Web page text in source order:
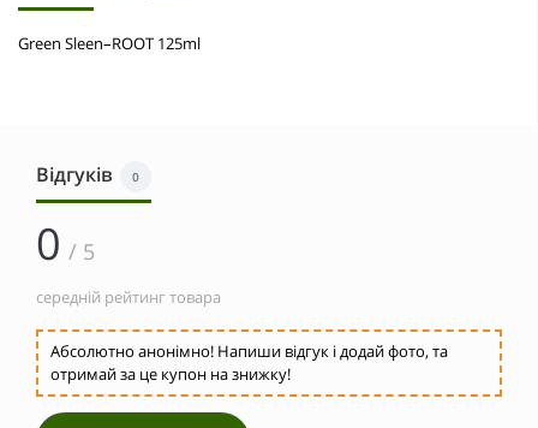
Green Sleen–ROOT 125ml
Відгуків 0
0 / 5
середній рейтинг товара
Абсолютно анонімно! Напиши відгук і додай фото, та
отримай за це купон на знижку!